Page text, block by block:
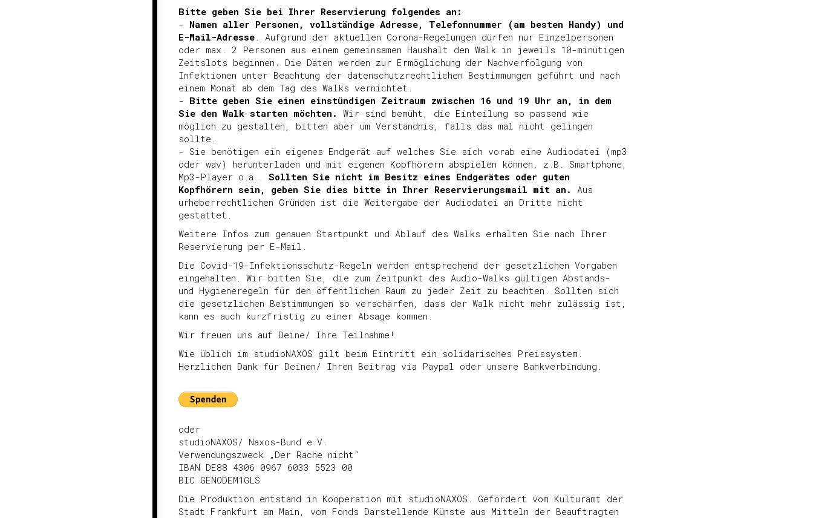
Bitte geben Sie bei Ihrer Reservierung folgendes an:
- Namen aller Personen, vollständige Adresse, Telefonnummer (am besten Handy) und
E-Mail-Adresse . Aufgrund der aktuellen Corona-Regelungen dürfen nur Einzelpersonen
oder max. 2 Personen aus einem gemeinsamen Haushalt den Walk in jeweils 10-minütigen
Zeitslots beginnen. Die Daten werden zur Ermöglichung der Nachverfolgung von
Infektionen unter Beachtung der datenschutzrechtlichen Bestimmungen geführt und nach
einem Monat ab dem Tag des Walks vernichtet.
- Bitte geben Sie einen einstündigen Zeitraum zwischen 16 und 19 Uhr an, in dem
Sie den Walk starten möchten. Wir sind bemüht, die Einteilung so passend wie
möglich zu gestalten, bitten aber um Verständnis, falls das mal nicht gelingen
sollte.
- Sie benötigen ein eigenes Endgerät auf welches Sie sich vorab eine Audiodatei (mp3
oder wav) herunterladen und mit eigenen Kopfhörern abspielen können. z.B. Smartphone,
Mp3-Player o.ä.. Sollten Sie nicht im Besitz eines Endgerätes oder guten
Kopfhörern sein, geben Sie dies bitte in Ihrer Reservierungsmail mit an. Aus
urheberrechtlichen Gründen ist die Weitergabe der Audiodatei an Dritte nicht
gestattet.
Weitere Infos zum genauen Startpunkt und Ablauf des Walks erhalten Sie nach Ihrer
Reservierung per E-Mail.
Die Covid-19-Infektionsschutz-Regeln werden entsprechend der gesetzlichen Vorgaben
eingehalten. Wir bitten Sie, die zum Zeitpunkt des Audio-Walks gültigen Abstands-
und Hygieneregeln für den öffentlichen Raum zu jeder Zeit zu beachten. Sollten sich
die gesetzlichen Bestimmungen so verschärfen, dass der Walk nicht mehr zulässig ist,
kann es auch kurzfristig zu einer Absage kommen.
Wir freuen uns auf Deine/ Ihre Teilnahme!
Wie üblich im studioNAXOS gilt beim Eintritt ein solidarisches Preissystem.
Herzlichen Dank für Deinen/ Ihren Beitrag via Paypal oder unsere Bankverbindung.
oder
studioNAXOS/ Naxos-Bund e.V.
Verwendungszweck „Der Rache nicht“
IBAN DE88 4306 0967 6033 5523 00
BIC GENODEM1GLS
Die Produktion entstand in Kooperation mit studioNAXOS. Gefördert vom Kulturamt der
Stadt Frankfurt am Main, vom Fonds Darstellende Künste aus Mitteln der Beauftragten